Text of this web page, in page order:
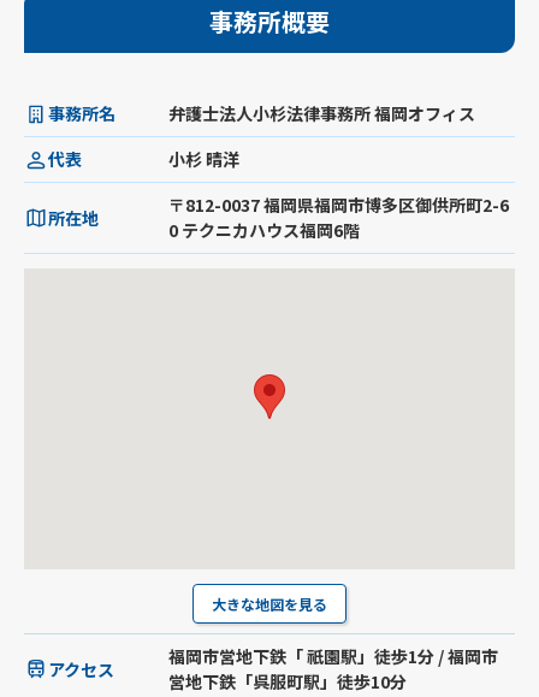
事務所概要
事務所名
弁護士法人小杉法律事務所 福岡オフィス
代表
小杉 晴洋
所在地
〒812-0037 福岡県福岡市博多区御供所町2-6
0 テクニカハウス福岡6階
大きな地図を見る
アクセス
福岡市営地下鉄「 祇園駅」徒歩1分 / 福岡市
営地下鉄「呉服町駅」徒歩10分